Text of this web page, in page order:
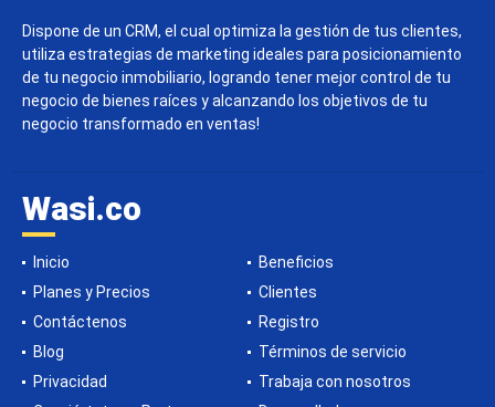
Dispone de un CRM, el cual optimiza la gestión de tus clientes,
utiliza estrategias de marketing ideales para posicionamiento
de tu negocio inmobiliario, logrando tener mejor control de tu
negocio de bienes raíces y alcanzando los objetivos de tu
negocio transformado en ventas!
Wasi.co
Inicio
Beneficios
Planes y Precios
Clientes
Contáctenos
Registro
Blog
Términos de servicio
Privacidad
Trabaja con nosotros